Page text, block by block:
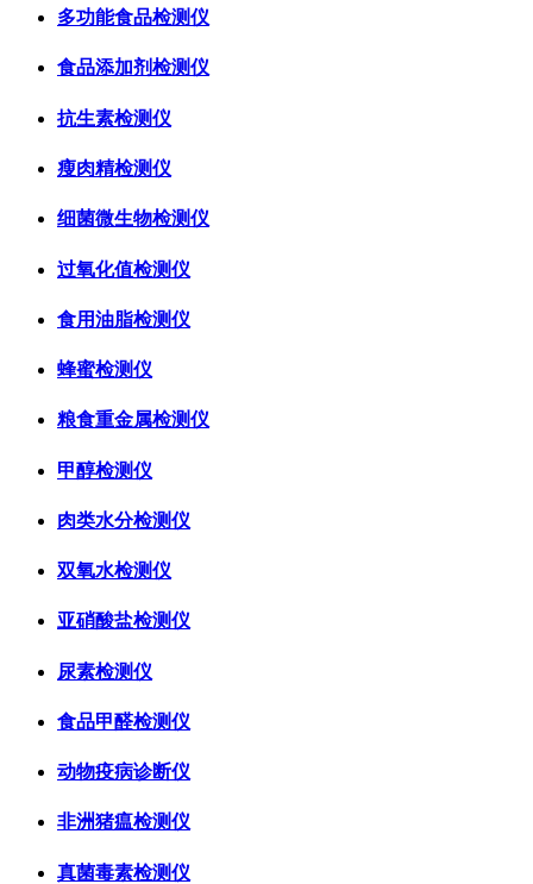
多功能食品检测仪
食品添加剂检测仪
抗生素检测仪
瘦肉精检测仪
细菌微生物检测仪
过氧化值检测仪
食用油脂检测仪
蜂蜜检测仪
粮食重金属检测仪
甲醇检测仪
肉类水分检测仪
双氧水检测仪
亚硝酸盐检测仪
尿素检测仪
食品甲醛检测仪
动物疫病诊断仪
非洲猪瘟检测仪
真菌毒素检测仪